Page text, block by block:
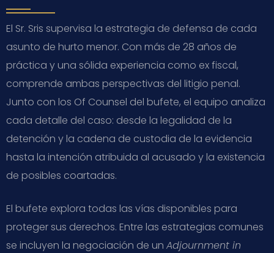
El Sr. Sris supervisa la estrategia de defensa de cada
asunto de hurto menor. Con más de 28 años de
práctica y una sólida experiencia como ex fiscal,
comprende ambas perspectivas del litigio penal.
Junto con los Of Counsel del bufete, el equipo analiza
cada detalle del caso: desde la legalidad de la
detención y la cadena de custodia de la evidencia
hasta la intención atribuida al acusado y la existencia
de posibles coartadas.
El bufete explora todas las vías disponibles para
proteger sus derechos. Entre las estrategias comunes
se incluyen la negociación de un Adjournment in